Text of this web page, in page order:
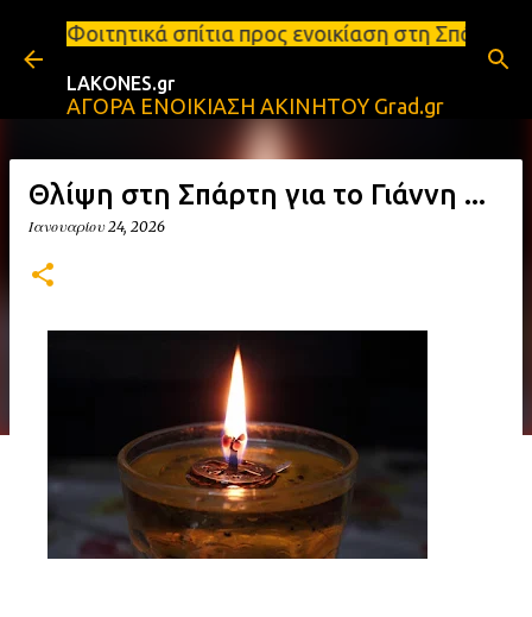
Μετάβαση στο κύριο περιεχόμενο
προς ενοικίαση στη Σπάρτη Ενοικιάσεις
LAKONES.gr
ΑΓΟΡΑ ΕΝΟΙΚΙΑΣΗ ΑΚΙΝΗΤΟΥ Grad.gr
Θλίψη στη Σπάρτη για το Γιάννη ...
Ιανουαρίου 24, 2026